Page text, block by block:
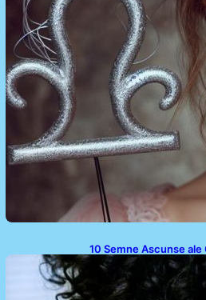
10 Semne Ascunse
Trebuie să Știm pentru